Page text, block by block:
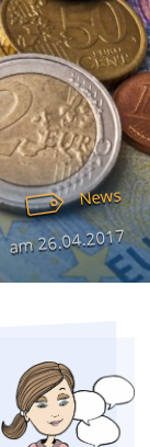
News
am26.04.2017